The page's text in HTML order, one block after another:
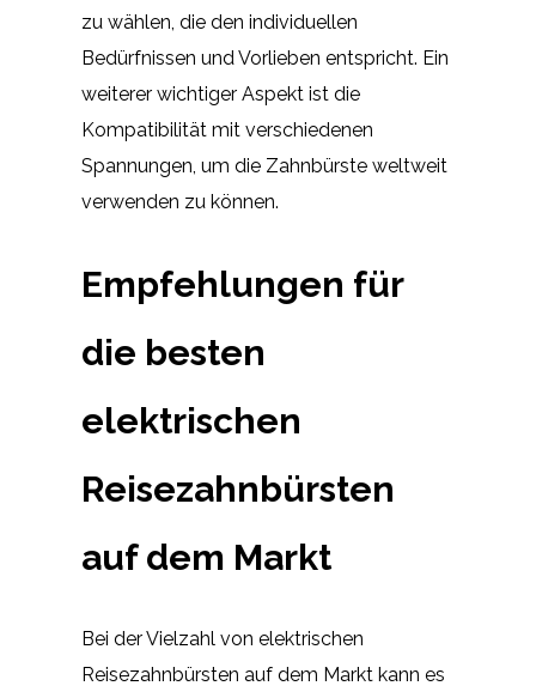
zu wählen, die den individuellen
Bedürfnissen und Vorlieben entspricht. Ein
weiterer wichtiger Aspekt ist die
Kompatibilität mit verschiedenen
Spannungen, um die Zahnbürste weltweit
verwenden zu können.
Empfehlungen für
die besten
elektrischen
Reisezahnbürsten
auf dem Markt
Bei der Vielzahl von elektrischen
Reisezahnbürsten auf dem Markt kann es